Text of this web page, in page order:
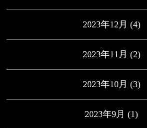
2023年12月 (4)
2023年11月 (2)
2023年10月 (3)
2023年9月 (1)